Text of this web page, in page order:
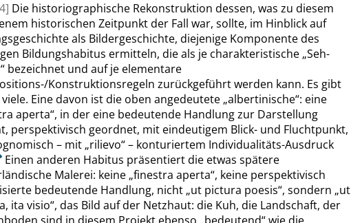
Die historiographische Rekonstruktion dessen, was zu diesem
historischen Zeitpunkt der Fall war, sollte, im Hinblick auf
als Bildergeschichte, diejenige Komponente des
Bildungshabitus ermitteln, die als je charakteristische „Seh-
“ bezeichnet und auf je elementare
Konstruktionsregeln zurückgeführt werden kann. Es gibt
Eine davon ist die oben angedeutete „albertinische“: eine
aperta“, in der eine bedeutende Handlung zur Darstellung
perspektivisch geordnet, mit eindeutigem Blick- und Fluchtpunkt,
– mit „rilievo“– konturiertem Individualitäts-Ausdruck
Einen anderen Habitus präsentiert die etwas spätere
Malerei: keine „finestra aperta“, keine perspektivisch
bedeutende Handlung, nicht „ut pictura poesis“, sondern „ut
ita visio“, das Bild auf der Netzhaut: die Kuh, die Landschaft, der